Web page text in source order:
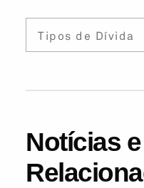
Tipos de Dívida
Notícias